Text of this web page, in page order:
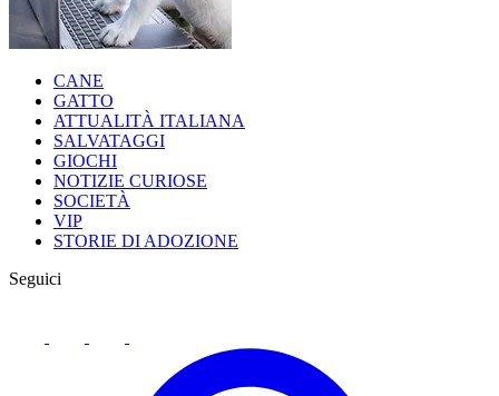
CANE
GATTO
ATTUALITÀ ITALIANA
SALVATAGGI
GIOCHI
NOTIZIE CURIOSE
SOCIETÀ
VIP
STORIE DI ADOZIONE
Seguici